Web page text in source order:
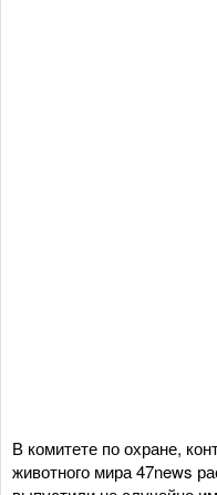
В комитете по охране,
животного мира 47news